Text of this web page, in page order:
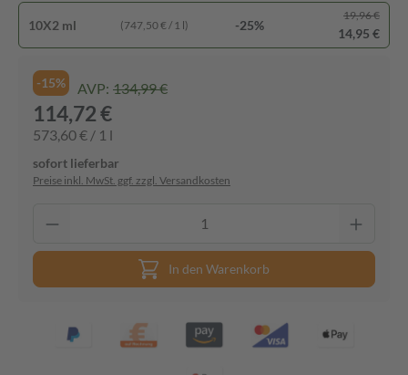
10X2 ml (747,50 € / 1 l) -25%
19,96 €
14,95 €
-15% AVP: 134,99 €
114,72 €
573,60 € / 1 l
sofort lieferbar
Preise inkl. MwSt. ggf. zzgl. Versandkosten
In den Warenkorb